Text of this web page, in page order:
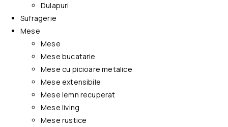
Dulapuri
Sufragerie
Mese
Mese
Mese bucatarie
Mese cu picioare metalice
Mese extensibile
Mese lemn recuperat
Mese living
Mese rustice